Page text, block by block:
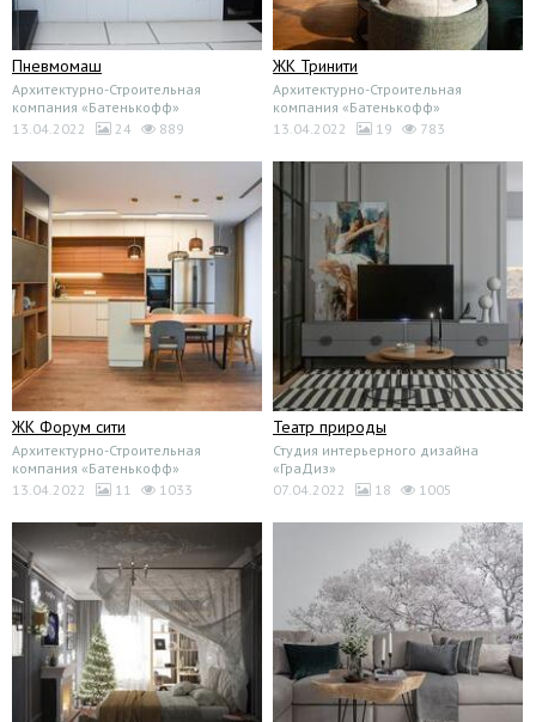
Пневмомаш
Архитектурно-Строительная
компания «Батенькофф»
13.04.2022
24 889
ЖК Тринити
Архитектурно-Строительная
компания «Батенькофф»
13.04.2022
19 783
ЖК Форум сити
Архитектурно-Строительная
компания «Батенькофф»
13.04.2022
11 1033
Театр природы
Студия интерьерного дизайнa
«ГраДиз»
07.04.2022
18 1005